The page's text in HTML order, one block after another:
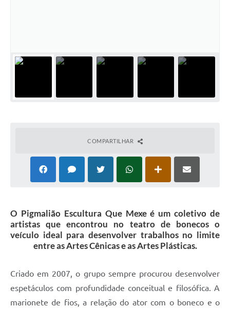
Covid -19 em Serro
Links
Galeria de Fotos
Galeria de Vídeos
COMPARTILHAR
O Pigmalião Escultura Que Mexe é um coletivo de
artistas que encontrou no teatro de bonecos o
veículo ideal para desenvolver trabalhos no limite
entre as Artes Cênicas e as Artes Plásticas.
Criado em 2007, o grupo sempre procurou desenvolver
espetáculos com profundidade conceitual e filosófica. A
marionete de fios, a relação do ator com o boneco e o